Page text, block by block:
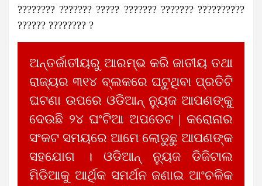
???????? ??????? ????? ??????? ??????? ??????????
?????? ???????? ?
ଅନ୍ତର୍ଜାତୀୟରୁ ଆରମ୍ଭ କରି ଜାତୀୟ ତଥା
ରାଜ୍ୟର ୩୧୪ ବ୍ଲକରେ ଘଟୁଥିବା ପ୍ରତିଟି
ଘଟଣା ଉପରେ ଓଡିଆନ୍ ନ୍ୟୁଜ ଆପଣଙ୍କୁ
ଦେଉଛି ୨୪ ଘଂଟିଆ ଅପଡେଟ | କରୋନାର
ସଂକଟ ସମୟରେ ଆମେ ଲୋଡୁଛୁ ଆପଣଙ୍କ
ସହଯୋଗ । ଓଡିଆନ୍ ନ୍ୟୁଜ ଡିଜିଟାଲ
ମିଡିଆକୁ ଆର୍ଥିକ ସମର୍ଥନ ଜଣାଇ ଆଂଚଳିକ